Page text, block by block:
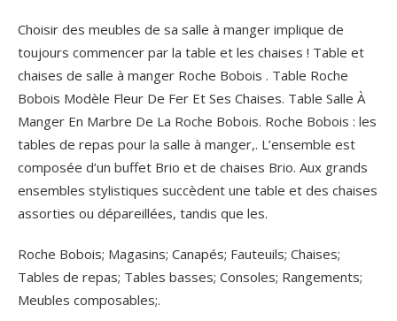
Choisir des meubles de sa salle à manger implique de
toujours commencer par la table et les chaises ! Table et
chaises de salle à manger Roche Bobois . Table Roche
Bobois Modèle Fleur De Fer Et Ses Chaises. Table Salle À
Manger En Marbre De La Roche Bobois. Roche Bobois : les
tables de repas pour la salle à manger,. L’ensemble est
composée d’un buffet Brio et de chaises Brio. Aux grands
ensembles stylistiques succèdent une table et des chaises
assorties ou dépareillées, tandis que les.
Roche Bobois; Magasins; Canapés; Fauteuils; Chaises;
Tables de repas; Tables basses; Consoles; Rangements;
Meubles composables;.